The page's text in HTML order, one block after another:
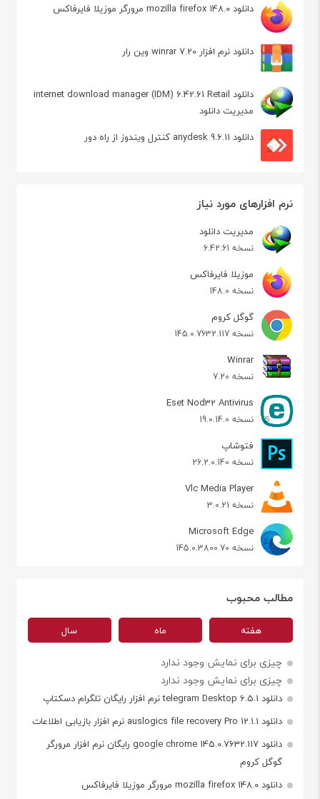
دانلود mozilla firefox 148.0 مرورگر موزیلا فایرفاکس
دانلود نرم افزار winrar 7.20 وین رار
دانلود internet download manager (IDM) 6.42.61 Retail
مدیریت دانلود
دانلود anydesk 9.6.11 کنترل ویندوز از راه دور
نرم افزارهای مورد نیاز
مدیریت دانلود
نسخه 6.42.61
موزیلا فایرفاکس
نسخه 148.0
گوگل کروم
نسخه 145.0.7632.117
Winrar
نسخه 7.20
Eset Nod32 Antivirus
نسخه 19.0.14.0
فتوشاپ
نسخه 26.2.0.140
Vlc Media Player
نسخه 3.0.21
Microsoft Edge
نسخه 145.0.3800.70
مطالب محبوب
هفته ماه سال
چیزی برای نمایش وجود ندارد
چیزی برای نمایش وجود ندارد
دانلود telegram Desktop 6.5.1 نرم افزار رایگان تلگرام دسکتاپ
دانلود auslogics file recovery Pro 12.1.1 نرم افزار بازیابی اطلاعات
دانلود google chrome 145.0.7632.117 رایگان نرم افزار مرورگر
گوگل کروم
دانلود mozilla firefox 148.0 مرورگر موزیلا فایرفاکس